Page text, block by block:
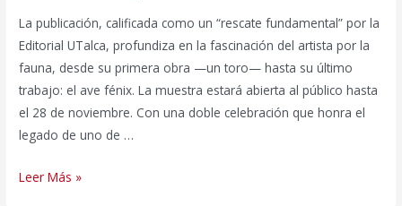
La publicación, calificada como un “rescate fundamental” por la
Editorial UTalca, profundiza en la fascinación del artista por la
fauna, desde su primera obra —un toro— hasta su último
trabajo: el ave fénix. La muestra estará abierta al público hasta
el 28 de noviembre. Con una doble celebración que honra el
legado de uno de …
UTalca
Leer Más »